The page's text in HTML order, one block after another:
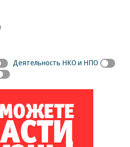
Деятельность НКО и НПО